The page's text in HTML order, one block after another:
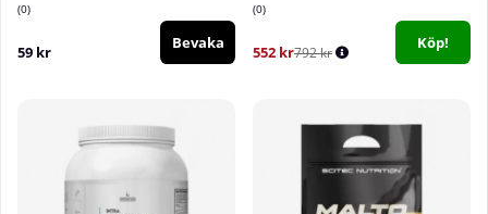
0
59 kr Bevaka
0
552 kr792 kr
Köp!